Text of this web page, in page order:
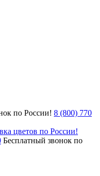
по России! 8 (800) 770
цветов по России!
Бесплатный звонок по